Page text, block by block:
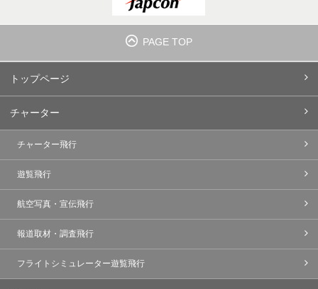
PAGE TOP
トップページ
チャーター
チャーター飛行
遊覧飛行
航空写真・宣伝飛行
報道取材・調査飛行
フライトシミュレーター遊覧飛行